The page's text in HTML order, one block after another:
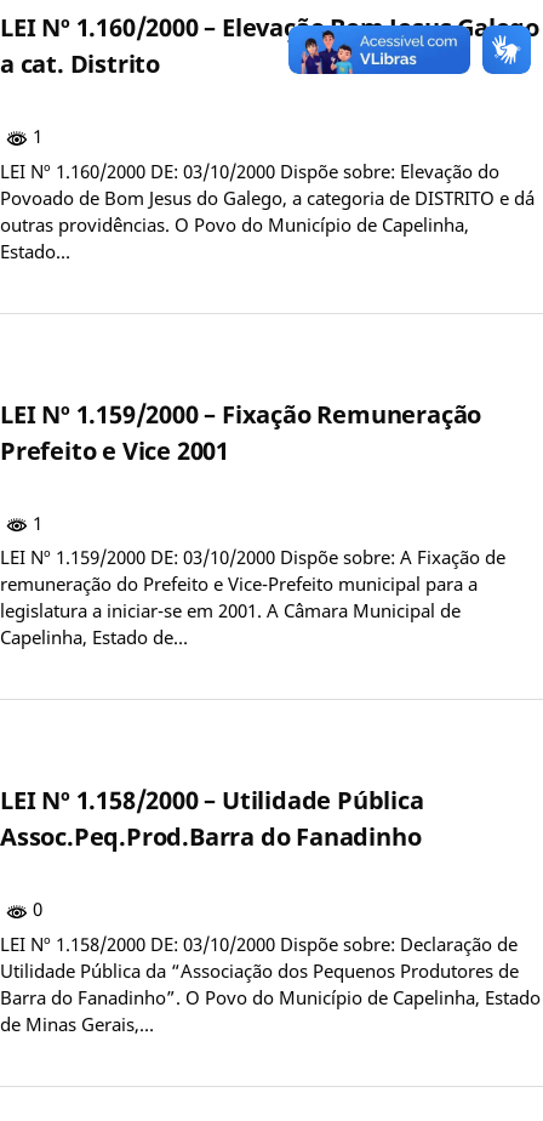
LEI Nº 1.160/2000 – Elevação Bom Jesus Galego
a cat. Distrito
1
LEI Nº 1.160/2000 DE: 03/10/2000 Dispõe sobre: Elevação do
Povoado de Bom Jesus do Galego, a categoria de DISTRITO e dá
outras providências. O Povo do Município de Capelinha,
Estado…
LEI Nº 1.159/2000 – Fixação Remuneração
Prefeito e Vice 2001
1
LEI Nº 1.159/2000 DE: 03/10/2000 Dispõe sobre: A Fixação de
remuneração do Prefeito e Vice-Prefeito municipal para a
legislatura a iniciar-se em 2001. A Câmara Municipal de
Capelinha, Estado de…
LEI Nº 1.158/2000 – Utilidade Pública
Assoc.Peq.Prod.Barra do Fanadinho
0
LEI Nº 1.158/2000 DE: 03/10/2000 Dispõe sobre: Declaração de
Utilidade Pública da “Associação dos Pequenos Produtores de
Barra do Fanadinho”. O Povo do Município de Capelinha, Estado
de Minas Gerais,…